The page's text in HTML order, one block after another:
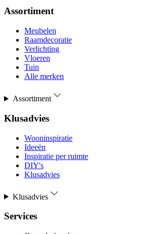
Assortiment
Meubelen
Raamdecoratie
Verlichting
Vloeren
Tuin
Alle merken
Assortiment
Klusadvies
Wooninspiratie
Ideeën
Inspiratie per ruimte
DIY's
Klusadvies
Klusadvies
Services